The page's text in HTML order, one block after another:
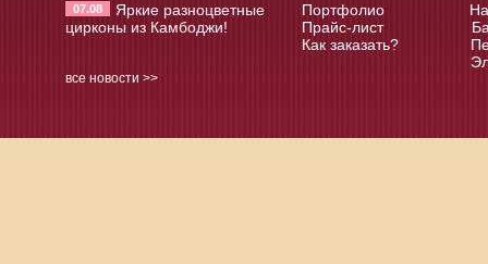
07.08
Яркие разноцветные
цирконы из Камбоджи!
Портфолио
Прайс-лист
Как заказать?
все новости >>